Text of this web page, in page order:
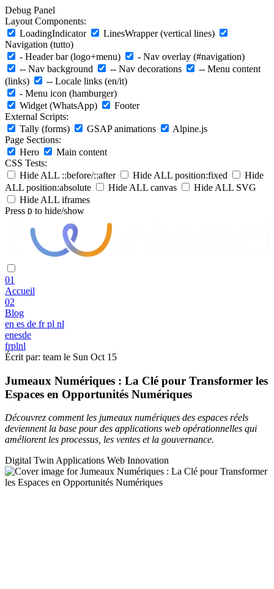
Debug Panel
Layout Components:
LoadingIndicator
LinesWrapper (vertical lines)
Navigation (tutto)
- Header bar (logo+menu)
- Nav overlay (#navigation)
-- Nav background
-- Nav decorations
-- Menu content
(links)
-- Locale links (en/it)
- Menu icon (hamburger)
Widget (WhatsApp)
Footer
External Scripts:
Tally (forms)
GSAP animations
Alpine.js
Page Sections:
Hero
Main content
CSS Tests:
Hide ALL ::before/::after
Hide ALL position:fixed
Hide
ALL position:absolute
Hide ALL canvas
Hide ALL SVG
Hide ALL iframes
Press D to hide/show
01
Accueil
02
Blog
en es de fr pl nl
enesde
frplnl
Écrit par: team le Sun Oct 15
Jumeaux Numériques : La Clé pour Transformer les
Espaces en Opportunités Numériques
Découvrez comment les jumeaux numériques des espaces réels
deviennent la base pour des applications web opérationnelles qui
améliorent les processus, les ventes et la gouvernance.
Digital TwinApplications Web Innovation